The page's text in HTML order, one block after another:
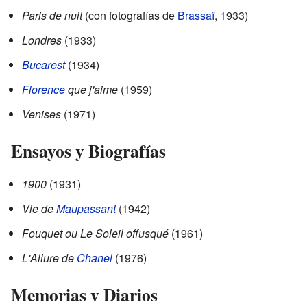
Paris de nuit(con fotografías de Brassaï, 1933)
Londres (1933)
Bucarest(1934)
Florenceque j'aime (1959)
Venises (1971)
Ensayos y Biografías
1900 (1931)
Vie deMaupassant(1942)
Fouquet ou Le Soleil offusqué (1961)
L'Allure de Chanel (1976)
Memorias y Diarios